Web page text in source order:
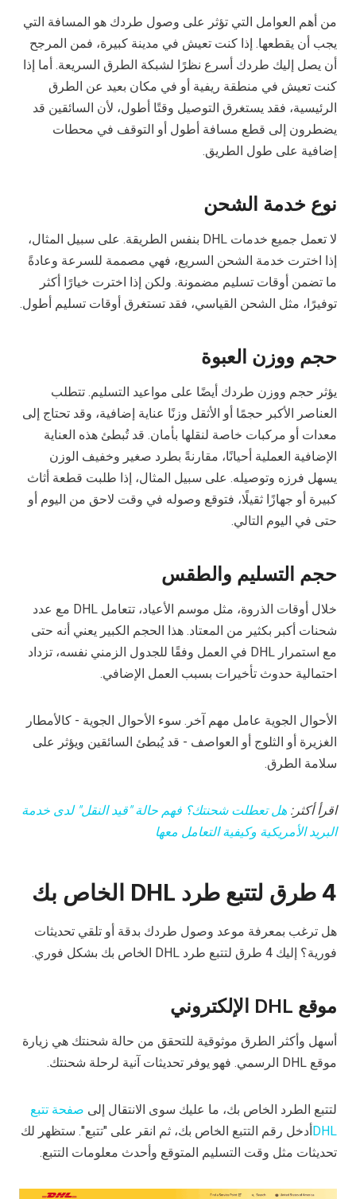
من أهم العوامل التي تؤثر على وصول طردك هو المسافة التي
يجب أن يقطعها. إذا كنت تعيش في مدينة كبيرة، فمن المرجح
أن يصل إليك طردك أسرع نظرًا لشبكة الطرق السريعة. أما إذا
كنت تعيش في منطقة ريفية أو في مكان بعيد عن الطرق
الرئيسية، فقد يستغرق التوصيل وقتًا أطول، لأن السائقين قد
يضطرون إلى قطع مسافة أطول أو التوقف في محطات
إضافية على طول الطريق.
نوع خدمة الشحن
لا تعمل جميع خدمات DHL بنفس الطريقة. على سبيل المثال،
إذا اخترت خدمة الشحن السريع، فهي مصممة للسرعة وعادةً
ما تضمن أوقات تسليم مضمونة. ولكن إذا اخترت خيارًا أكثر
توفيرًا، مثل الشحن القياسي، فقد تستغرق أوقات تسليم أطول.
حجم ووزن العبوة
يؤثر حجم ووزن طردك أيضًا على مواعيد التسليم. تتطلب
العناصر الأكبر حجمًا أو الأثقل وزنًا عناية إضافية، وقد تحتاج إلى
معدات أو مركبات خاصة لنقلها بأمان. قد تُبطئ هذه العناية
الإضافية العملية أحيانًا، مقارنةً بطرد صغير وخفيف الوزن
يسهل فرزه وتوصيله. على سبيل المثال، إذا طلبت قطعة أثاث
كبيرة أو جهازًا ثقيلًا، فتوقع وصوله في وقت لاحق من اليوم أو
حتى في اليوم التالي.
حجم التسليم والطقس
خلال أوقات الذروة، مثل موسم الأعياد، تتعامل DHL مع عدد
شحنات أكبر بكثير من المعتاد. هذا الحجم الكبير يعني أنه حتى
مع استمرار DHL في العمل وفقًا للجدول الزمني نفسه، تزداد
احتمالية حدوث تأخيرات بسبب العمل الإضافي.
الأحوال الجوية عامل مهم آخر. سوء الأحوال الجوية - كالأمطار
الغزيرة أو الثلوج أو العواصف - قد يُبطئ السائقين ويؤثر على
سلامة الطرق.
اقرأ أكثر: هل تعطلت شحنتك؟ فهم حالة "قيد النقل" لدى خدمة
البريد الأمريكية وكيفية التعامل معها
4 طرق لتتبع طرد DHL الخاص بك
هل ترغب بمعرفة موعد وصول طردك بدقة أو تلقي تحديثات
فورية؟ إليك 4 طرق لتتبع طرد DHL الخاص بك بشكل فوري.
موقع DHL الإلكتروني
أسهل وأكثر الطرق موثوقية للتحقق من حالة شحنتك هي زيارة
موقع DHL الرسمي. فهو يوفر تحديثات آنية لرحلة شحنتك.
لتتبع الطرد الخاص بك، ما عليك سوى الانتقال إلى صفحة تتبع
DHL أدخل رقم التتبع الخاص بك، ثم انقر على "تتبع". ستظهر لك
تحديثات مثل وقت التسليم المتوقع وأحدث معلومات التتبع.